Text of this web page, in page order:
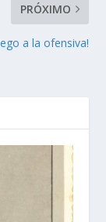
PRÓXIMO
a la ofensiva!